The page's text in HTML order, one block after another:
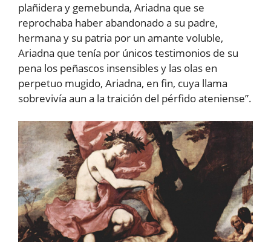
plañidera y gemebunda, Ariadna que se
reprochaba haber abandonado a su padre,
hermana y su patria por un amante voluble,
Ariadna que tenía por únicos testimonios de su
pena los peñascos insensibles y las olas en
perpetuo mugido, Ariadna, en fin, cuya llama
sobrevivía aun a la traición del pérfido ateniense”.